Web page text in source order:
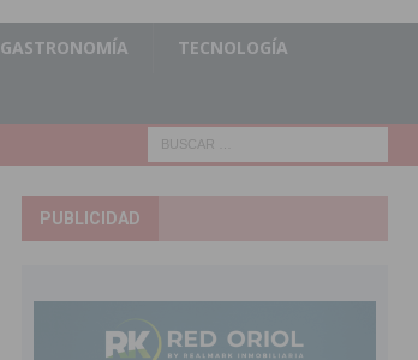
GASTRONOMÍA TECNOLOGÍA
PUBLICIDAD